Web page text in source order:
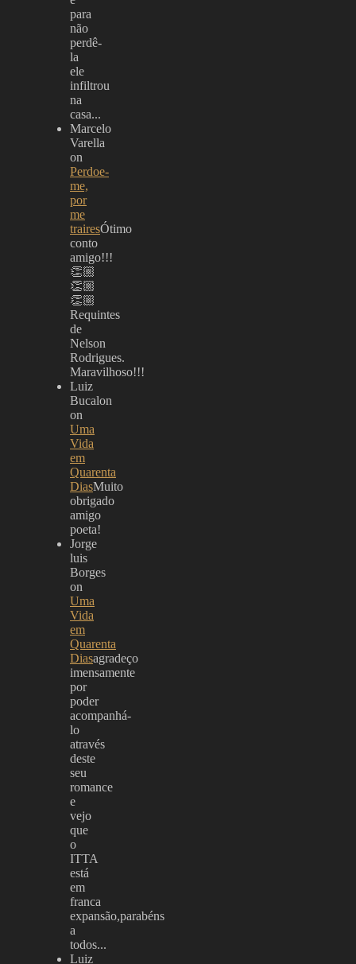
para
não
perdê-
la
ele
infiltrou
na
casa...
Marcelo
Varella
on
Perdoe-
me,
por
me
trairesÓtimo
conto
amigo!!!
👏🏼
👏🏼
👏🏼
Requintes
de
Nelson
Rodrigues.
Maravilhoso!!!
Luiz
Bucalon
on
Uma
Vida
em
Quarenta
DiasMuito
obrigado
amigo
poeta!
Jorge
luis
Borges
on
Uma
Vida
em
Quarenta
Diasagradeço
imensamente
por
poder
acompanhá-
lo
através
deste
seu
romance
e
vejo
que
o
ITTA
está
em
franca
expansão,parabéns
a
todos...
Luiz